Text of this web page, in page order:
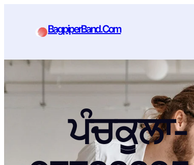
BagpiperBand.Com
ਪੰਚਕੂਲਾ-